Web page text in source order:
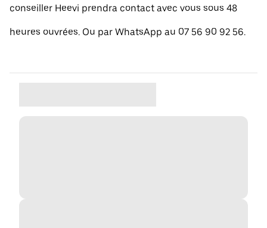
conseiller Heevi prendra contact avec vous sous 48
heures ouvrées. Ou par WhatsApp au 07 56 90 92 56.